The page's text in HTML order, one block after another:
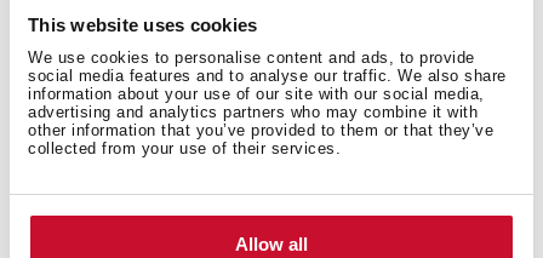
This website uses cookies
We use cookies to personalise content and ads, to provide
social media features and to analyse our traffic. We also share
information about your use of our site with our social media,
advertising and analytics partners who may combine it with
other information that you’ve provided to them or that they’ve
collected from your use of their services.
Allow all
Documentação
Ficha técnica